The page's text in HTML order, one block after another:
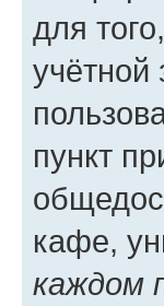
для
учётной
пункт
кафе,
каждом